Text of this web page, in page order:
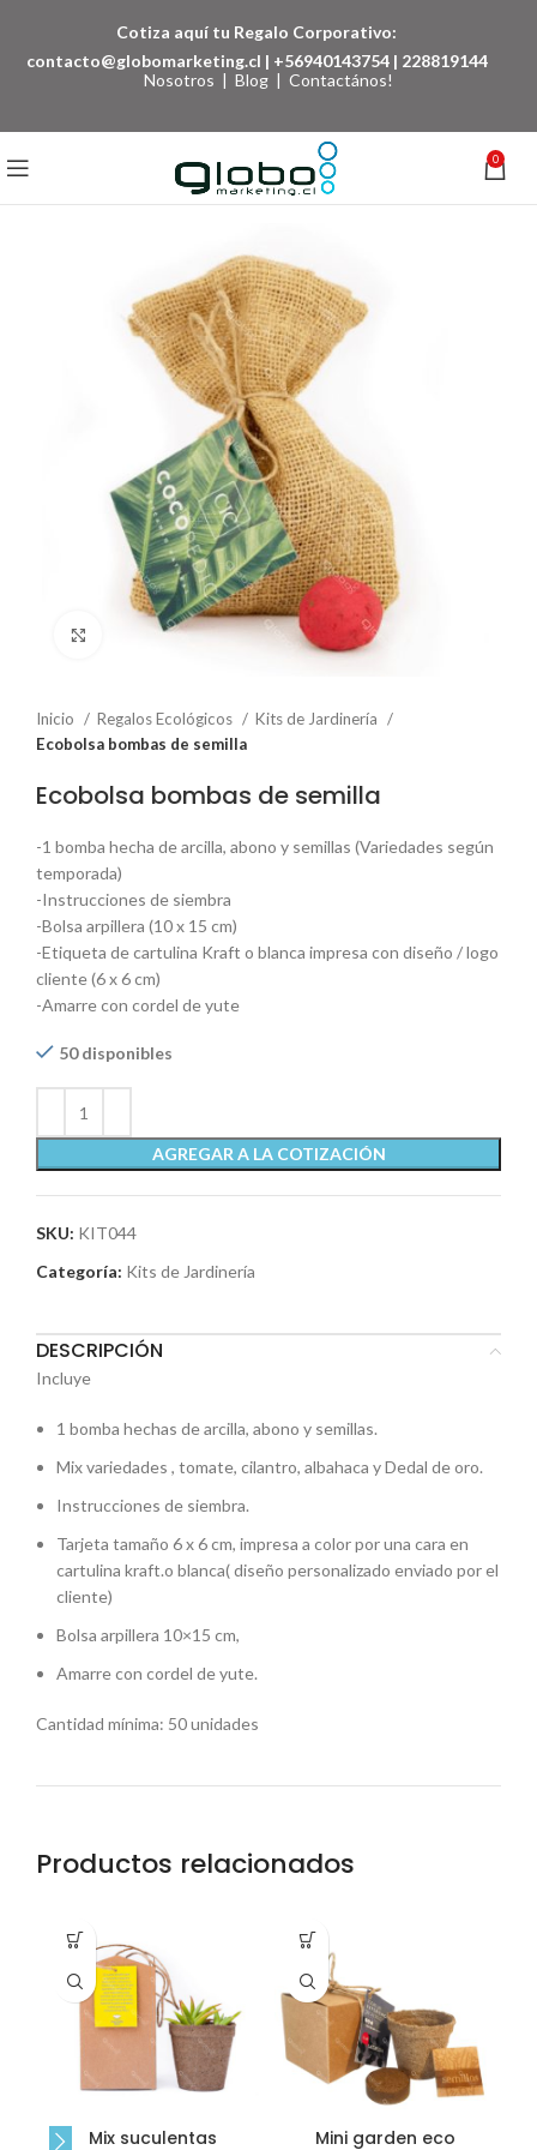
Cotiza aquí tu Regalo Corporativo:
contacto@globomarketing.cl | +56940143754 | 228819144
Nosotros | Blog | Contactános!
0
Click to enlarge
Inicio Regalos Ecológicos
Kits de Jardinería
Ecobolsa bombas de semilla
Ecobolsa bombas de semilla
-1 bomba hecha de arcilla, abono y semillas (Variedades según
temporada)
-Instrucciones de siembra
-Bolsa arpillera (10 x 15 cm)
-Etiqueta de cartulina Kraft o blanca impresa con diseño / logo
cliente (6 x 6 cm)
-Amarre con cordel de yute
50 disponibles
AGREGAR A LA COTIZACIÓN
SKU: KIT044
Categoría: Kits de Jardinería
DESCRIPCIÓN
Incluye
1 bomba hechas de arcilla, abono y semillas.
Mix variedades , tomate, cilantro, albahaca y Dedal de oro.
Instrucciones de siembra.
Tarjeta tamaño 6 x 6 cm, impresa a color por una cara en
cartulina kraft.o blanca( diseño personalizado enviado por el
cliente)
Bolsa arpillera 10×15 cm,
Amarre con cordel de yute.
Cantidad mínima: 50 unidades
Productos relacionados
Mix suculentas Mini garden eco